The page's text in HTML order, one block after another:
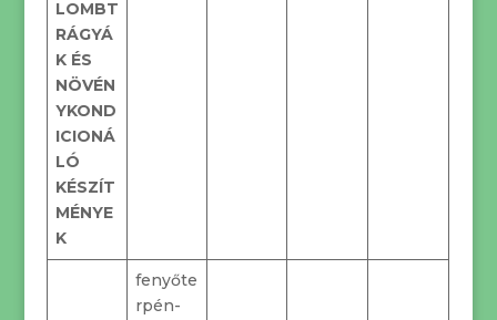
LOMBT
RÁGYÁ
K ÉS
NÖVÉN
YKOND
ICIONÁ
LÓ
KÉSZÍT
MÉNYE
K
fenyőte
rpén-